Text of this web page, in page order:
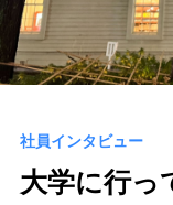
社員インタビュー
大学に行っ